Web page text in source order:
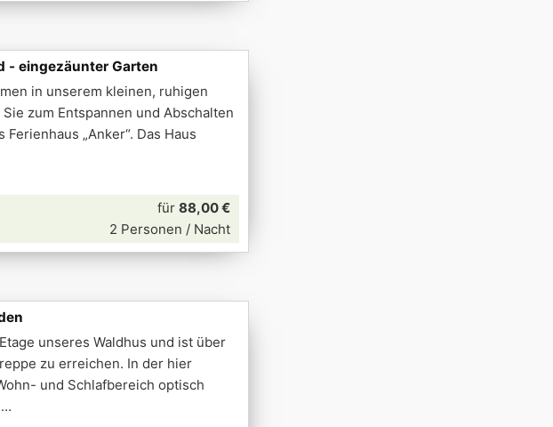
- eingezäunter Garten
in unserem kleinen, ruhigen
zum Entspannen und Abschalten
„Anker“. Das Haus
für 88,00 €
2 Personen / Nacht
unseres Waldhus und ist über
zu erreichen. In der hier
und Schlafbereich optisch